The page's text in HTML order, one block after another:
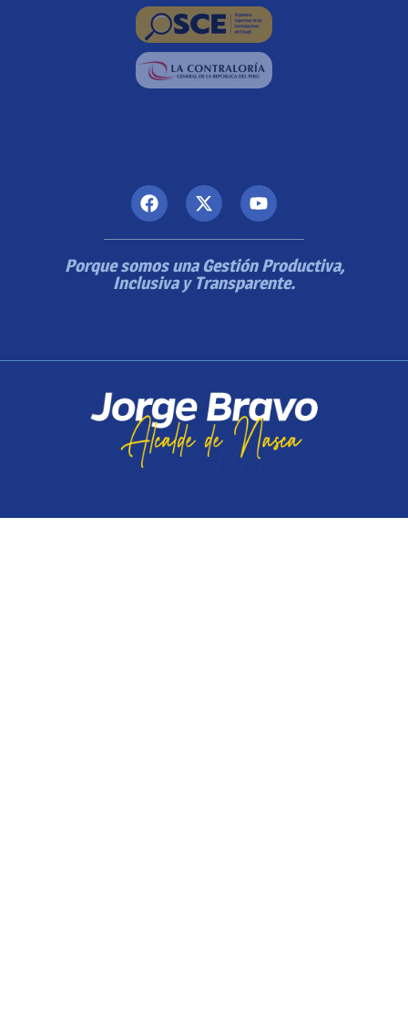
Porque somos una Gestión Productiva,
Inclusiva y Transparente.